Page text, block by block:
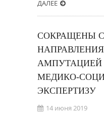
ДАЛЕЕ
СОКРАЩЕНЫ
АМПУТАЦИЕЙ
МЕДИКО-
ЭКСПЕРТИЗУ
14 июня 2019